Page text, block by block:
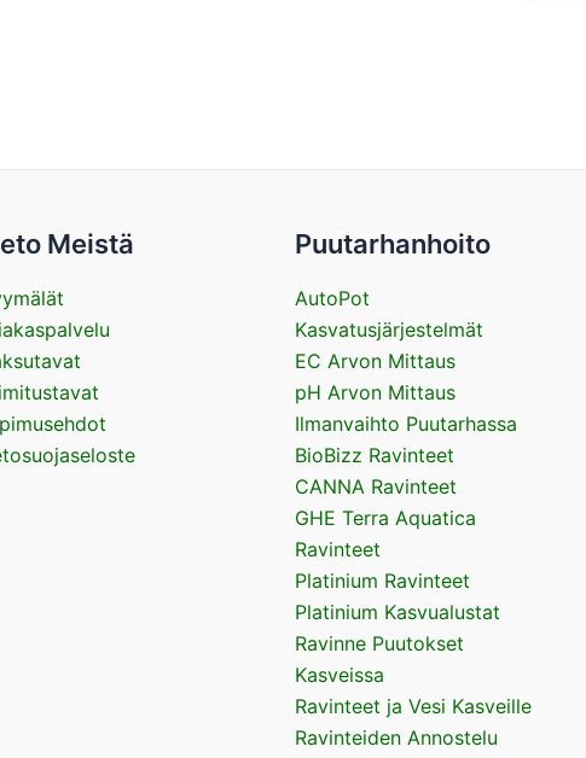
Meistä Puutarhanhoito
AutoPot
Kasvatusjärjestelmät
EC Arvon Mittaus
pH Arvon Mittaus
Ilmanvaihto Puutarhassa
BioBizz Ravinteet
CANNA Ravinteet
GHE Terra Aquatica
Ravinteet
Platinium Ravinteet
Platinium Kasvualustat
Ravinne Puutokset
Kasveissa
Ravinteet ja Vesi Kasveille
Ravinteiden Annostelu